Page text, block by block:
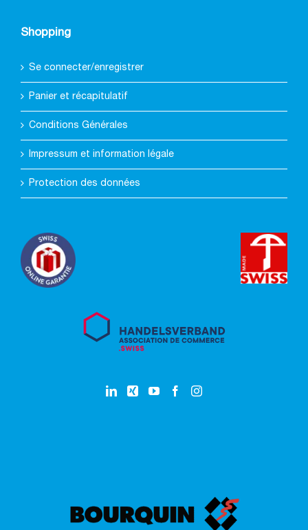
Shopping
Se connecter/enregistrer
Panier et récapitulatif
Conditions Générales
Impressum et information légale
Protection des données